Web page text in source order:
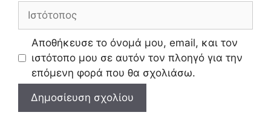
Αποθήκευσε το όνομά μου, email, και τον
ιστότοπο μου σε αυτόν τον πλοηγό για την
επόμενη φορά που θα σχολιάσω.